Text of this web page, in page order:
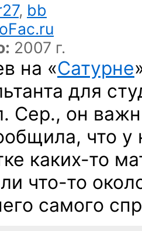
, bb
2007 г.
на «Сатурне
для
Сер., он
что у
каких-то
что-то
самого